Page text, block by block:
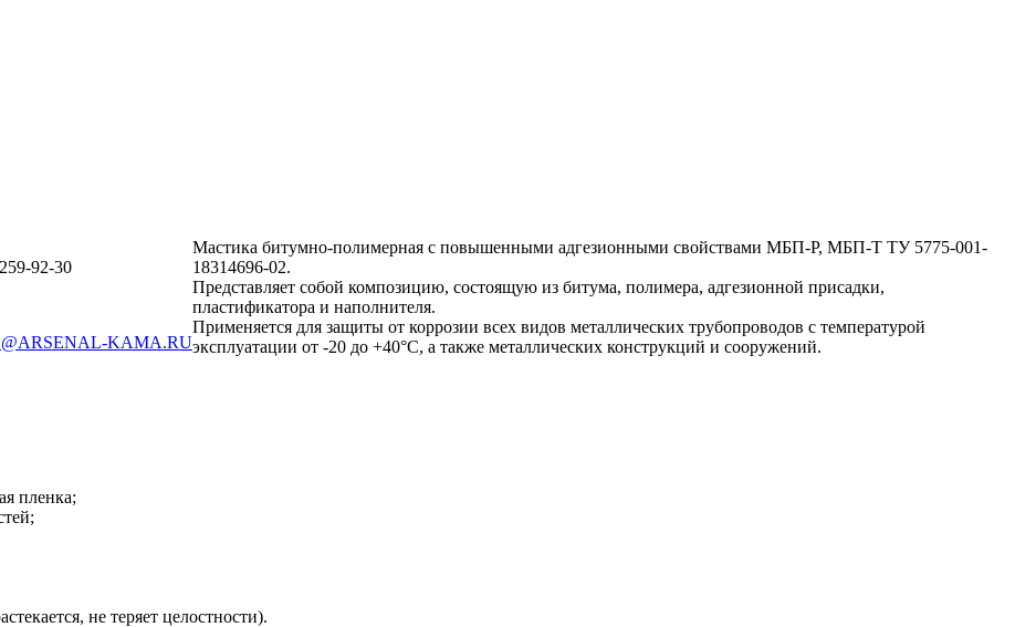
259-92-30
KAMA.RU
Мастика битумно-полимерная с повышенными адгезионными свойствами МБП-Р, МБП-Т ТУ 5775-001-
18314696-02.
Представляет собой композицию, состоящую из битума, полимера, адгезионной присадки,
пластификатора и наполнителя.
Применяется для защиты от коррозии всех видов металлических трубопроводов с температурой
эксплуатации от -20 до +40°С, а также металлических конструкций и сооружений.
пленка;
не теряет целостности).